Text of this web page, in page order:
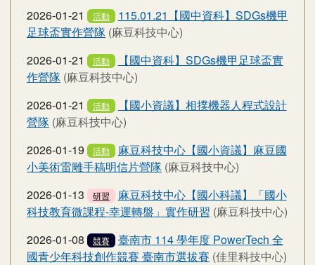
2026-01-21
活動
115.01.21【國中資科】SDGs機甲
足球盃實作營隊 (麻豆科技中心)
2026-01-21
活動
【國中資科】SDGs機甲足球盃實
作營隊 (麻豆科技中心)
2026-01-21
活動
【國小資議】相撲機器人程式設計
營隊 (麻豆科技中心)
2026-01-19
活動
麻豆科技中心【國小資議】麻豆國
小美術雷雕手稿明信片營隊 (麻豆科技中心)
2026-01-13
研習
麻豆科技中心【國小科議】「國小
科技教育微課程-幸運轉盤」實作研習 (麻豆科技中心)
2026-01-08
競賽
臺南市 114 學年度 PowerTech 全
國青少年科技創作競賽 臺南市選拔賽 (佳里科技中心)